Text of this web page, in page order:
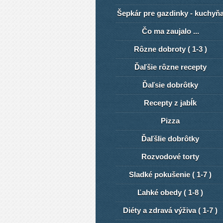
Šepkár pre gazdinky -
Čo ma zaujalo ...
Rôzne dobroty ( 1-3 )
Ďaľšie rôzne recepty
Ďaľsie dobrôtky
Recepty z jabĺk
Pizza
ĎaľšIie dobrôtky
Rozvodové torty
Sladké pokušenie ( 1-7 )
Ľahké obedy ( 1-8 )
Diéty a zdravá výživa ( 1-7 )